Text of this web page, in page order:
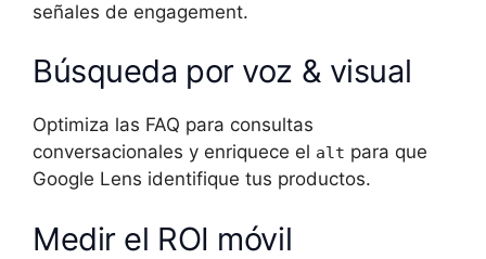
señales de engagement.
Búsqueda por voz & visual
Optimiza las FAQ para consultas
conversacionales y enriquece el alt para que
Google Lens identifique tus productos.
Medir el ROI móvil